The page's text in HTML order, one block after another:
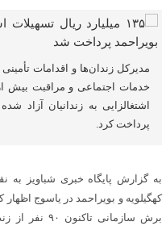
مدیرکل زندان‌ها و اقدامات
اشتغالزایی به زندانیان آزاد
پرداخت کرد.
به گزارش پایگاه خبری شباویز به
کهگیلویه و بویراحمد در یاسوج
برش سازمانی